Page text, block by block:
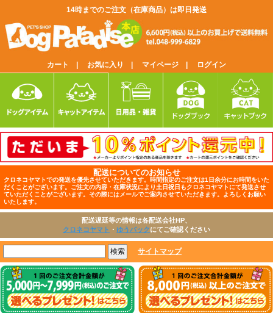
14時までのご注文（在庫商品）は即日発送
カート | お気に入り | マイページ | ログイン
配送についてのお知らせ
クロネコヤマトでの発送を優先させていただきます。時間指定のご注文は1日余分にお時間をいた
だくことがございます。ご注文の内容・在庫状況により土日祝日もクロネコヤマトにて発送させ
ていただくことがございます。その際にはメールでご案内させていただきます。よろしくお願い
いたします。
配送遅延等の情報は各配送会社HP、
クロネコヤマト ・ ゆうパックにてご確認ください
サイトマップ